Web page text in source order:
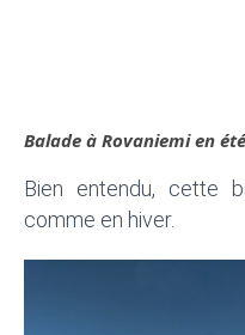
Balade à Rovaniemi en
Bien entendu, cette
comme en hiver.